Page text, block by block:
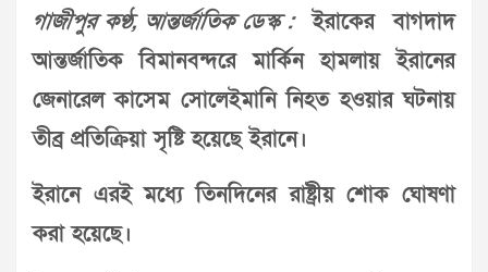
গাজীপুর কণ্ঠ, আন্তর্জাতিক ডেস্ক :ইরাকের বাগদাদ
আন্তর্জাতিক বিমানবন্দরে মার্কিন হামলায় ইরানের
জেনারেল কাসেম সোলেইমানি নিহত হওয়ার ঘটনায়
তীব্র প্রতিক্রিয়া সৃষ্টি হয়েছে ইরানে।
ইরানে এরই মধ্যে তিনদিনের রাষ্ট্রীয় শোক ঘোষণা
করা হয়েছে।